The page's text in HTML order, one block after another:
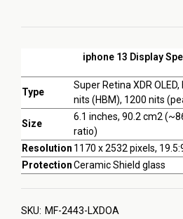
iphone 13 Display
Type
Super Retina XDR
nits (HBM), 1200 nits
Size
6.1 inches, 90.2 cm2
ratio)
Resolution 1170 x 2532 pixels,
ProtectionCeramic Shield glass
SKU: MF-2443-LXDOA